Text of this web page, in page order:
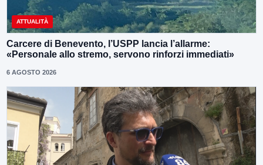
ATTUALITÀ
Carcere di Benevento, l’USPP lancia l’allarme:
«Personale allo stremo, servono rinforzi immediati»
6 AGOSTO 2026